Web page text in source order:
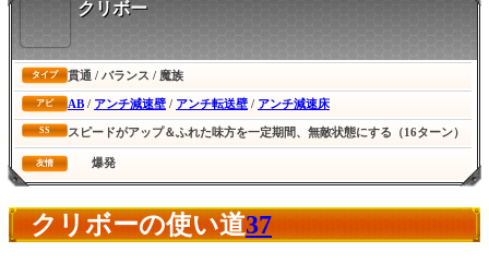
クリボー
タイプ 貫通 / バランス / 魔族
アビ AB / アンチ減速壁 / アンチ転送壁 / アンチ減速床
SS スピードがアップ＆ふれた味方を一定期間、無敵状態にする（16ターン）
友情 爆発
クリボーの使い道37